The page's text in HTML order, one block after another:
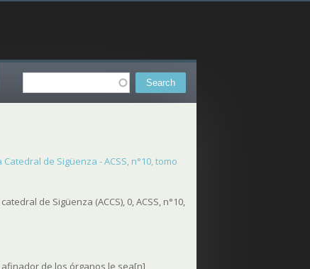
Search
de Sigüenza - ACSS, n°10, tomo
de Sigüenza (ACCS), 0, ACSS, n°10,
de los órganos le sea[n]